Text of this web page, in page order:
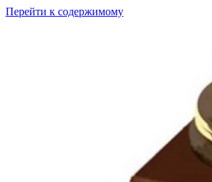
Перейти к содержимому